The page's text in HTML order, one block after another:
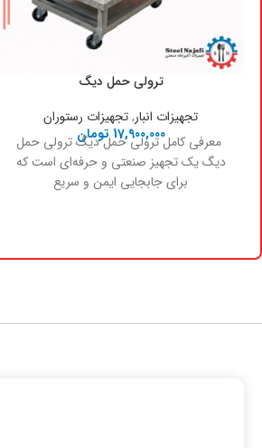
ترولی حمل دیگ
تجهیزات انبار,تجهیزات رستوران
17,900,000 تومان
معرفی کامل ترولی حمل دیگ ترولی حمل
دیگ یک تجهیز صنعتی و حرفه‌ای است که
برای جابجایی ایمن و سریع